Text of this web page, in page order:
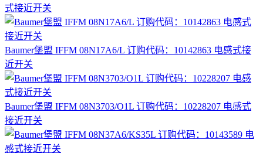
式接近开关
Baumer堡盟 IFFM 08N17A6/L 订购代码：10142863 电感式接
近开关
Baumer堡盟 IFFM 08N3703/O1L 订购代码：10228207 电感式
接近开关